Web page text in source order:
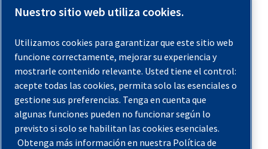
usas el equipo de forma segura.
Designa áreas específicas para el uso de
herramientas neumáticas:Debes comunicar
detalles sobre el uso de herramientas neumáticas,
incluyendo cuándo y dónde planeas usarla. De ese
modo, los demás saben que deben mantenerse al
margen y pueden evitar situaciones potencialmente
peligrosas. Cuando asignas un área específica para el
uso de herramientas neumáticas, los demás siempre
Nuestro sitio web utiliza cookies.
Utilizamos cookies para garantizar que este sitio web
funcione correctamente, mejorar su experiencia y
mostrarle contenido relevante. Usted tiene el control:
acepte todas las cookies, permita solo las esenciales o
gestione sus preferencias. Tenga en cuenta que
algunas funciones pueden no funcionar según lo
previsto si solo se habilitan las cookies esenciales.
Obtenga más información en nuestra Política de